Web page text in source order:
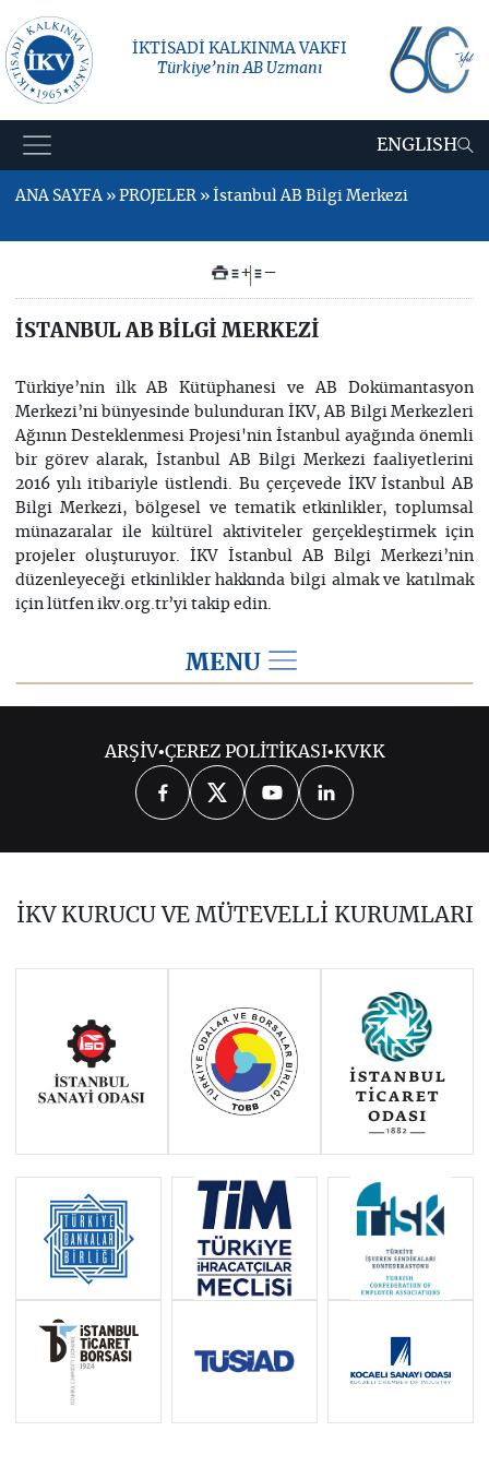
İKTİSADİ KALKINMA VAKFI
Türkiye’nin AB Uzmanı
ENGLISH
ANA SAYFA » PROJELER » İstanbul AB Bilgi Merkezi
+ –
İSTANBUL AB BİLGİ MERKEZİ
Türkiye’nin ilk AB Kütüphanesi ve AB Dokümantasyon
Merkezi’ni bünyesinde bulunduran İKV, AB Bilgi Merkezleri
Ağının Desteklenmesi Projesi'nin İstanbul ayağında önemli
bir görev alarak, İstanbul AB Bilgi Merkezi faaliyetlerini
2016 yılı itibariyle üstlendi. Bu çerçevede İKV İstanbul AB
Bilgi Merkezi, bölgesel ve tematik etkinlikler, toplumsal
münazaralar ile kültürel aktiviteler gerçekleştirmek için
projeler oluşturuyor. İKV İstanbul AB Bilgi Merkezi’nin
düzenleyeceği etkinlikler hakkında bilgi almak ve katılmak
için lütfen ikv.org.tr’yi takip edin.
MENU
Projeler İstanbul AB Bilgi Merkezi
Önceki Dönemde Yürütülen Projeler
ARŞİV•ÇEREZ POLİTİKASI•KVKK
İKV KURUCU VE MÜTEVELLİ KURUMLARI